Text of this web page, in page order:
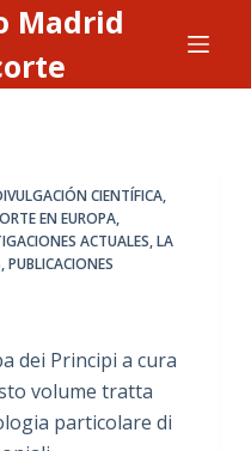
Madrid
CIENTÍFICA,
EN EUROPA,
ACTUALES,LA
,PUBLICACIONES
dei Principi a cura
volume tratta
particolare di